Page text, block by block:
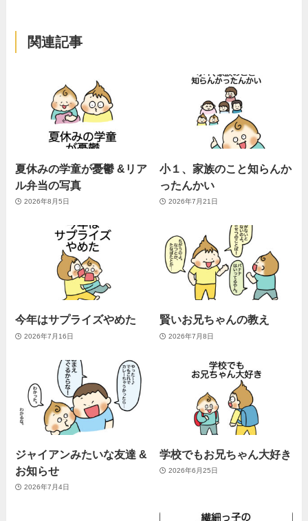
関連記事
夏休みの学童が憂鬱 &リア
ル弁当の写真
2026年8月5日
小１、家族のこと知らんか
ったんかい
2026年7月21日
今年はサプライズやめた
2026年7月16日
賢いお兄ちゃんの教え
2026年7月8日
ジャイアンみたいな友達 &
お知らせ
2026年7月4日
学校でもお兄ちゃん大好き
2026年6月25日